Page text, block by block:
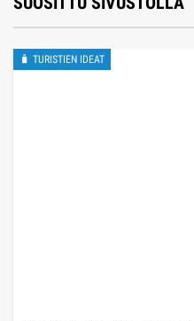
🧳 TURISTIEN IDEAT